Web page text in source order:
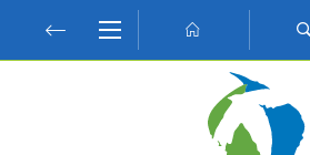
Przejdź do menu.
Przejdź do wyszukiwarki.
Przejdź do treści.
Przejdź do ustawień wielkości
Włącz wersję kontrastową strony.